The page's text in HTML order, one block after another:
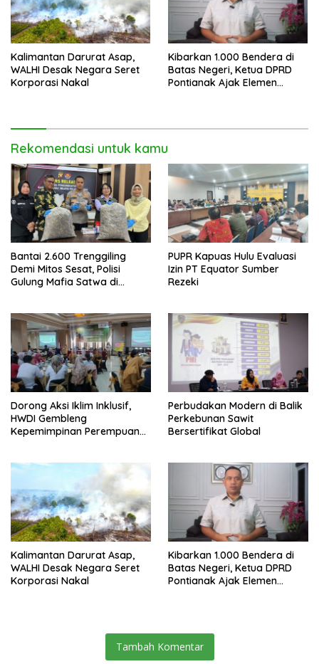
Kalimantan Darurat Asap,
WALHI Desak Negara Seret
Korporasi Nakal
Kibarkan 1.000 Bendera di
Batas Negeri, Ketua DPRD
Pontianak Ajak Elemen
Rekomendasi untuk kamu
Bantai 2.600 Trenggiling
Demi Mitos Sesat, Polisi
Gulung Mafia Satwa di
PUPR Kapuas Hulu Evaluasi
Izin PT Equator Sumber
Rezeki
Dorong Aksi Iklim Inklusif,
HWDI Gembleng
Kepemimpinan Perempuan
Perbudakan Modern di Balik
Perkebunan Sawit
Bersertifikat Global
Kalimantan Darurat Asap,
WALHI Desak Negara Seret
Korporasi Nakal
Kibarkan 1.000 Bendera di
Batas Negeri, Ketua DPRD
Pontianak Ajak Elemen
Tambah Komentar